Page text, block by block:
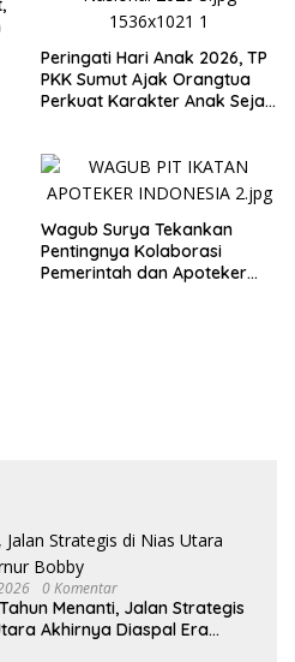
Peringati Hari Anak 2026, TP
PKK Sumut Ajak Orangtua
Perkuat Karakter Anak Sejak
Wagub Surya Tekankan
Pentingnya Kolaborasi
Pemerintah dan Apoteker
0 Komentar
Menanti, Jalan Strategis
Akhirnya Diaspal Era